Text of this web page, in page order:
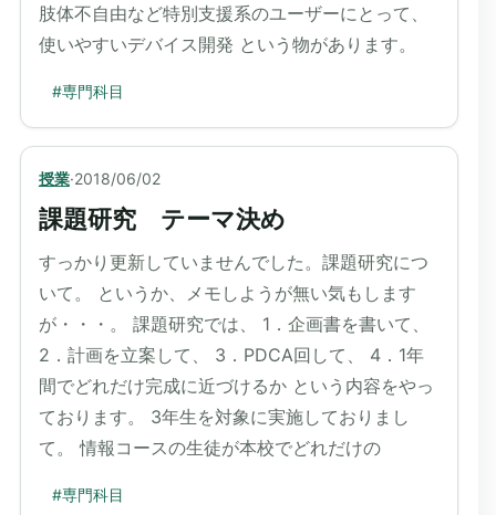
肢体不自由など特別支援系のユーザーにとって、
使いやすいデバイス開発 という物があります。
#専門科目
授業·2018/06/02
課題研究 テーマ決め
すっかり更新していませんでした。課題研究につ
いて。 というか、メモしようが無い気もします
が・・・。 課題研究では、 1．企画書を書いて、
2．計画を立案して、 3．PDCA回して、 4．1年
間でどれだけ完成に近づけるか という内容をやっ
ております。 3年生を対象に実施しておりまし
て。 情報コースの生徒が本校でどれだけの
#専門科目